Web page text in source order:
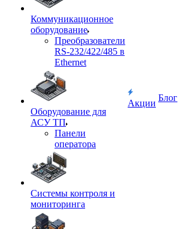
Коммуникационное
оборудование
Преобразователи
RS-232/422/485 в
Ethernet
Оборудование для
АСУ ТП
Панели
оператора
Системы контроля и
мониторинга
Акции
Блог